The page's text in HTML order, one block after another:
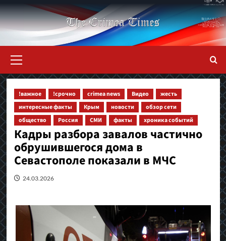
Перейти
к
содержимому
меню
!важное !срочно crimea news Видео
жесть
интересные факты
Крым новости
обзор сети
общество
Россия СМИ факты хроника событий
Кадры разбора завалов частично
обрушившегося дома в
Севастополе показали в МЧС
24.03.2026